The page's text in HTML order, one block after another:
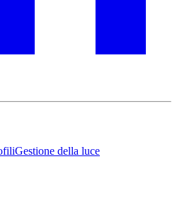
Gestione della luce